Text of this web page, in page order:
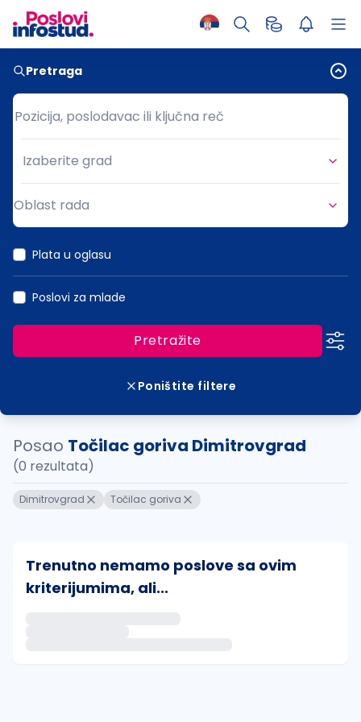
Pretraga
Pozicija, poslodavac ili ključna reč
Pozicija, poslodavac ili ključna reč
Grad
Izaberite grad
Oblast rada
Plata u oglasu
Poslovi za mlade
Pretražite
Poništite filtere
Posao Točilac goriva Dimitrovgrad
(0 rezultata)
Dimitrovgrad Točilac goriva
Trenutno nemamo poslove sa ovim
kriterijumima, ali...